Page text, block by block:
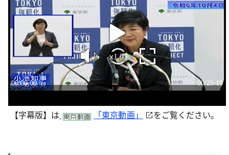
【字幕版】は 「東京動画」 をご覧ください。